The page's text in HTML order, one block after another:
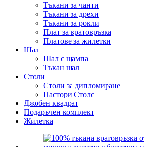
Тъкани за чанти
Тъкани за дрехи
Тъкани за рокли
Плат за вратовръзка
Платове за жилетки
Шал
Шал с щампа
Тъкан шал
Столи
Столи за дипломиране
Пастори Столс
Джобен квадрат
Подаръчен комплект
Жилетка